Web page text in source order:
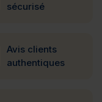
sécurisé
Avis clients
authentiques